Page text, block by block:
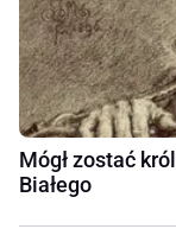
Mógł zostać
Białego